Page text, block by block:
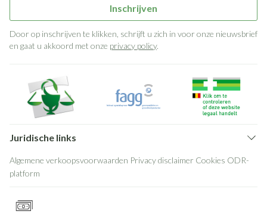
Inschrijven
Door op inschrijven te klikken, schrijft u zich in voor onze nieuwsbrief
en gaat u akkoord met onze privacy policy.
Juridische links
Algemene verkoopsvoorwaarden Privacy disclaimer Cookies ODR-
platform